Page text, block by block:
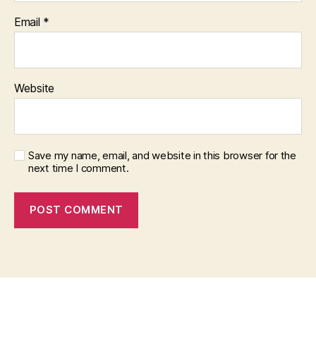
Email *
Website
Save my name, email, and website in this browser for the
next time I comment.